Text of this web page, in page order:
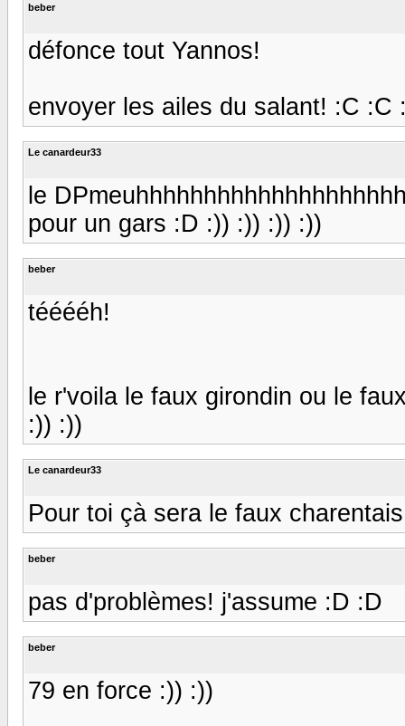
beber
défonce tout Yannos!
envoyer les ailes du salant! :C :C
Le canardeur33
le
pour un gars :D :)) :)) :)) :))
beber
tééééh!
le r'voila le faux girondin ou le
:)) :))
Le canardeur33
Pour toi çà sera le faux
beber
pas d'problèmes! j'assume :D :D
beber
79 en force :)) :))